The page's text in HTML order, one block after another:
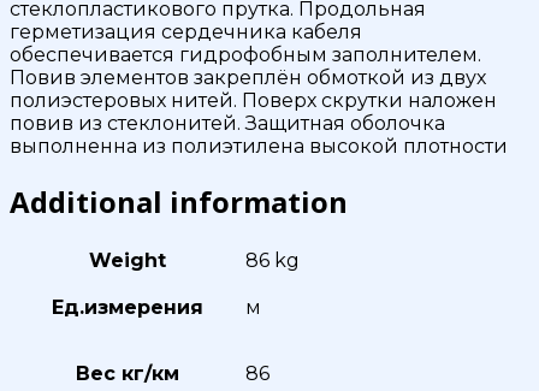
стеклопластикового прутка. Продольная
герметизация сердечника кабеля
обеспечивается гидрофобным заполнителем.
Повив элементов закреплён обмоткой из двух
полиэстеровых нитей. Поверх скрутки наложен
повив из стеклонитей. Защитная оболочка
выполненна из полиэтилена высокой плотности
Additional information
Weight 86 kg
Ед.измерения м
Вес кг/км 86